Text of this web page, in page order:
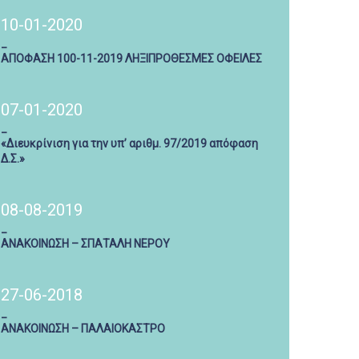
10-01-2020
ΑΠΟΦΑΣΗ 100-11-2019 ΛΗΞΙΠΡΟΘΕΣΜΕΣ ΟΦΕΙΛΕΣ
07-01-2020
«Διευκρίνιση για την υπ’ αριθμ. 97/2019 απόφαση
Δ.Σ.»
08-08-2019
ΑΝΑΚΟΙΝΩΣΗ – ΣΠΑΤΑΛΗ ΝΕΡΟΥ
27-06-2018
ΑΝΑΚΟΙΝΩΣΗ – ΠΑΛΑΙΟΚΑΣΤΡΟ